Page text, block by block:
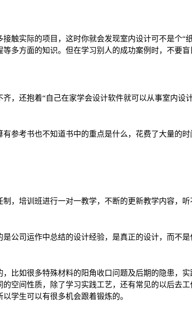
触实际的项目，这时你就会发现室内设计可不是个
多方面的知识。但在学习别人的成功案例时，不要
，还抱着“自己在家学会设计软件就可以从事室内设
参考书也不知道书中的重点是什么，花费了大量的
，培训班进行一对一教学，不断的更新教学内容，听
公司运作中总结的设计经验，是真正的设计，而不是
比如很多特殊材料的阳角收口问题及后期的隐患，
空间性质，除了学习实践工艺，还有常见的以后去
学生可以有很多机会跟着锻炼的。